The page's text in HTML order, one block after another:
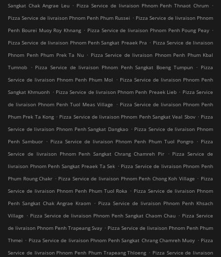
Sangkat Chak Angrae Leu . Pizza Service de livraison Phnom Penh Thnaot Chrum .
Pizza Service de livraison Phnom Penh Phum Russei . Pizza Service de livraison Phnom
Penh Bourei Muoy Roy Khnang . Pizza Service de livraison Phnom Penh Poung Peay .
Pizza Service de livraison Phnom Penh Sangkat Preaek Pra . Pizza Service de livraison
Phnom Penh Phum Prek Ta Nu . Pizza Service de livraison Phnom Penh Phum Kbal
Tumnob
. Pizza Service de livraison Phnom Penh Sangkat Boeng Tumpun . Pizza
Service de livraison Phnom Penh Phum Mol
. Pizza Service de livraison Phnom Penh
Sangkat Khmuonh . Pizza Service de livraison Phnom Penh Preaek Lieb . Pizza Service
de livraison Phnom Penh Tuol Meas Village
. Pizza Service de livraison Phnom Penh
Phum Prek Ta Kong . Pizza Service de livraison Phnom Penh Sangkat Veal Sbov . Pizza
Service de livraison Phnom Penh Sangkat Dangkao . Pizza Service de livraison Phnom
Penh Sambuor . Pizza Service de livraison Phnom Penh Phum Tuol Pongro . Pizza
Service de livraison Phnom Penh Sangkat Chrang Chamreh Pir
. Pizza Service de
livraison Phnom Penh Sangkat Preaek Ta Sek . Pizza Service de livraison Phnom Penh
Phum Roung Chakr . Pizza Service de livraison Phnom Penh Chong Koh Village . Pizza
Service de livraison Phnom Penh Phum Tuol Roka . Pizza Service de livraison Phnom
Penh Sangkat Chak Angrae Kraom . Pizza Service de livraison Phnom Penh Khsach
Village . Pizza Service de livraison Phnom Penh Sangkat Chaom Chau . Pizza Service
de livraison Phnom Penh Trapeang Svay . Pizza Service de livraison Phnom Penh Phum
Thmei . Pizza Service de livraison Phnom Penh Sangkat Chrang Chamreh Muoy . Pizza
Service de livraison Phnom Penh Phum Trapeang Thloeng . Pizza Service de livraison